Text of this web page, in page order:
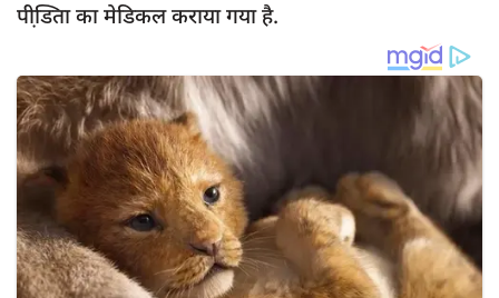
पीडि़ता का मेडिकल कराया गया है.